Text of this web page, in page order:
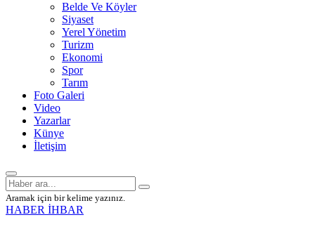
Belde Ve Köyler
Siyaset
Yerel Yönetim
Turizm
Ekonomi
Spor
Tarım
Foto Galeri
Video
Yazarlar
Künye
İletişim
Aramak için bir kelime yazınız.
HABER İHBAR